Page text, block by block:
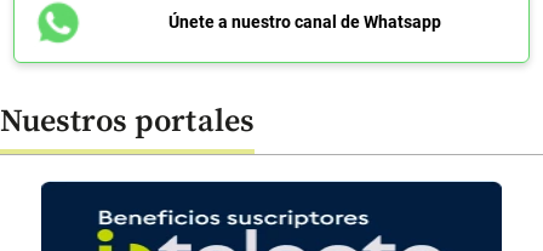
Únete a nuestro canal de Whatsapp
Nuestros portales